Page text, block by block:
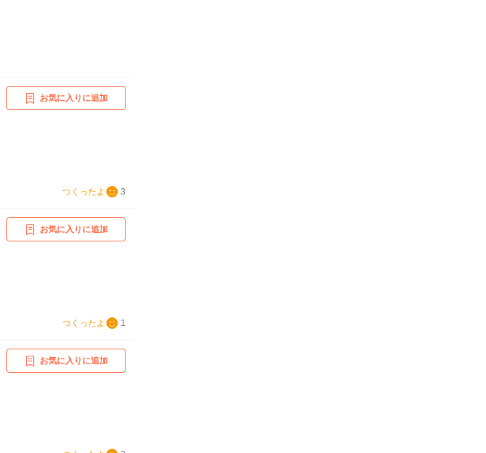
お気に入りに追加
つくったよ 3
お気に入りに追加
つくったよ 1
お気に入りに追加